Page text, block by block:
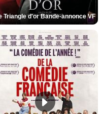
Triangle d'or Bande-annonce VF